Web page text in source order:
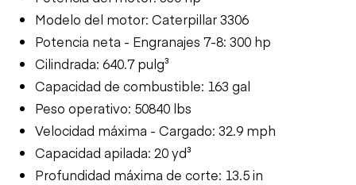
Modelo del motor: Caterpillar 3306
Potencia neta - Engranajes 7-8: 300 hp
Cilindrada: 640.7 pulg³
Capacidad de combustible: 163 gal
Peso operativo: 50840 lbs
Velocidad máxima - Cargado: 32.9 mph
Capacidad apilada: 20 yd³
Profundidad máxima de corte: 13.5 in